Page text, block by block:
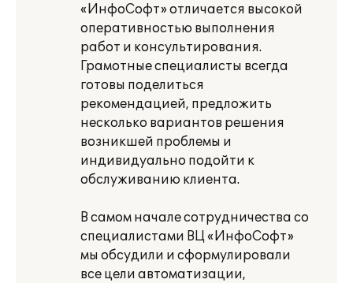
«ИнфоСофт» отличается высокой
оперативностью выполнения
работ и консультирования.
Грамотные специалисты всегда
готовы поделиться
рекомендацией, предложить
несколько вариантов решения
возникшей проблемы и
индивидуально подойти к
обслуживанию клиента.
В самом начале сотрудничества со
специалистами ВЦ «ИнфоСофт»
мы обсудили и сформулировали
все цели автоматизации,